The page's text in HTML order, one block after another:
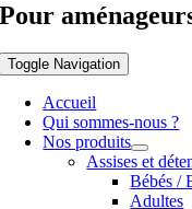
Pour
Toggle Navigation
Accueil
Qui sommes-nous ?
Nos produits
Assises et
Bébés /
Adultes